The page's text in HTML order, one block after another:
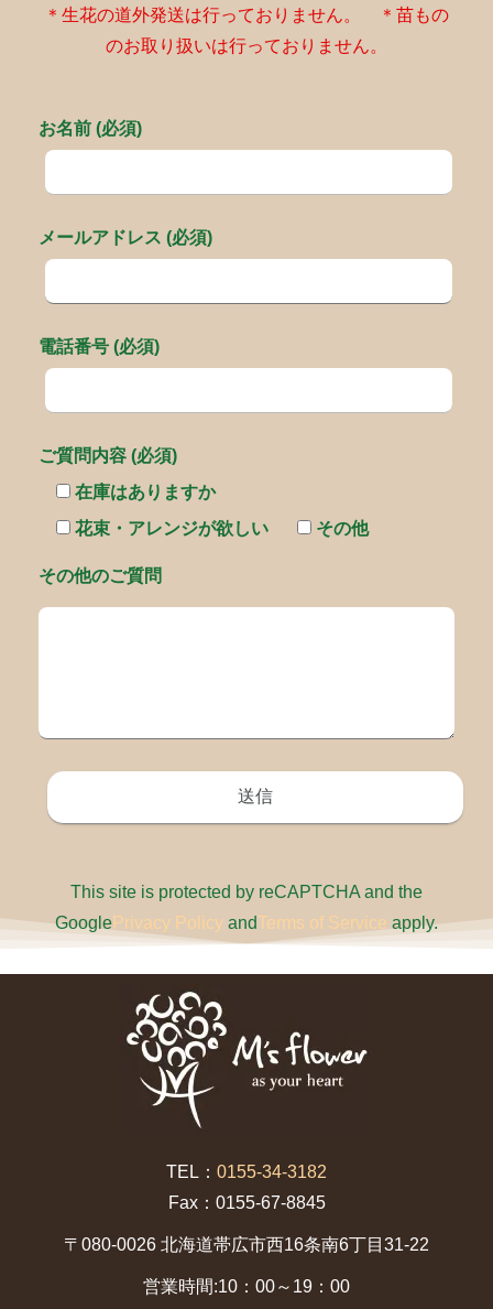
＊生花の道外発送は行っておりません。 ＊苗もの
のお取り扱いは行っておりません。
お名前 (必須)
メールアドレス (必須)
電話番号 (必須)
ご質問内容 (必須)
在庫はありますか
花束・アレンジが欲しい
その他
その他のご質問
This site is protected by reCAPTCHA and the
GooglePrivacy Policy andTerms of Service apply.
TEL： 0155-34-3182
Fax：0155-67-8845
〒080-0026 北海道帯広市西16条南6丁目31-22
営業時間:10：00～19：00